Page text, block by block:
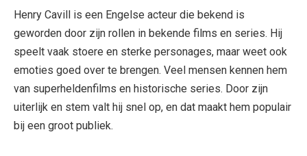
Henry Cavill is een Engelse acteur die bekend is
geworden door zijn rollen in bekende films en series. Hij
speelt vaak stoere en sterke personages, maar weet ook
emoties goed over te brengen. Veel mensen kennen hem
van superheldenfilms en historische series. Door zijn
uiterlijk en stem valt hij snel op, en dat maakt hem populair
bij een groot publiek.